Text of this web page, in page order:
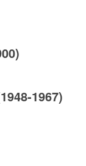
1967)